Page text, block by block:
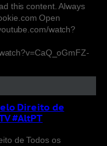
this content. Always
Open
watch?
Direito de
#AltPT
de Todos os